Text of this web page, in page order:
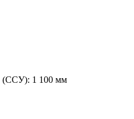
(ССУ): 1 100 мм